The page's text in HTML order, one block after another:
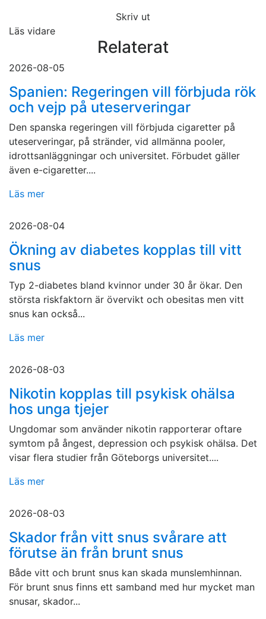
Skriv ut
Läs vidare
Relaterat
2026-08-05
Spanien: Regeringen vill förbjuda rök
och vejp på uteserveringar
Den spanska regeringen vill förbjuda cigaretter på
uteserveringar, på stränder, vid allmänna pooler,
idrottsanläggningar och universitet. Förbudet gäller
även e-cigaretter....
Läs mer
2026-08-04
Ökning av diabetes kopplas till vitt
snus
Typ 2-diabetes bland kvinnor under 30 år ökar. Den
största riskfaktorn är övervikt och obesitas men vitt
snus kan också...
Läs mer
2026-08-03
Nikotin kopplas till psykisk ohälsa
hos unga tjejer
Ungdomar som använder nikotin rapporterar oftare
symtom på ångest, depression och psykisk ohälsa. Det
visar flera studier från Göteborgs universitet....
Läs mer
2026-08-03
Skador från vitt snus svårare att
förutse än från brunt snus
Både vitt och brunt snus kan skada munslemhinnan.
För brunt snus finns ett samband med hur mycket man
snusar, skador...